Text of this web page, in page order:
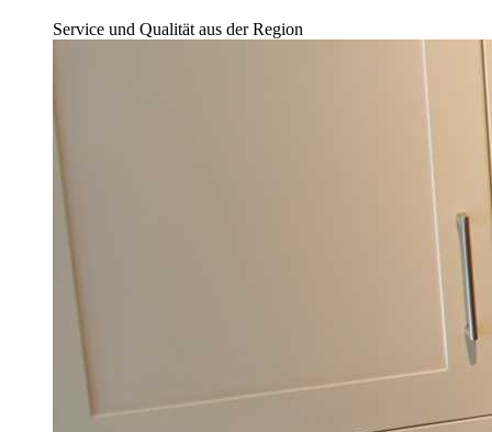
Service und Qualität aus der Region